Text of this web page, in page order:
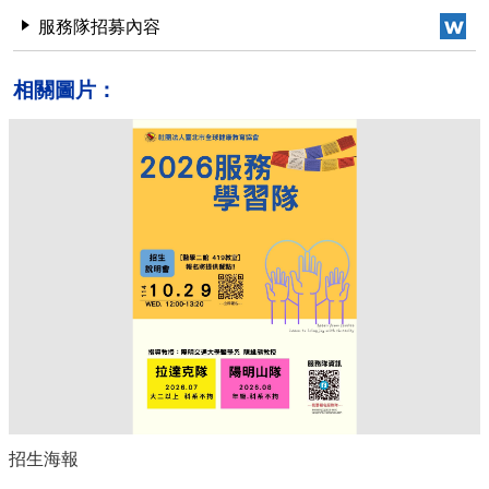
服務隊招募內容
相關圖片：
招生海報